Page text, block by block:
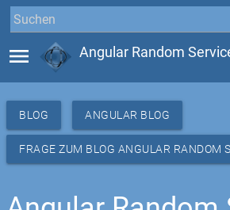
menu Angular Random
BLOG ANGULAR BLOG
FRAGE ZUM BLOG ANGULAR RANDOM